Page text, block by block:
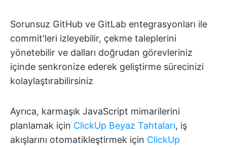
Sorunsuz GitHub ve GitLab entegrasyonları ile
commit'leri izleyebilir, çekme taleplerini
yönetebilir ve dalları doğrudan görevleriniz
içinde senkronize ederek geliştirme sürecinizi
kolaylaştırabilirsiniz
Ayrıca, karmaşık JavaScript mimarilerini
planlamak için ClickUp Beyaz Tahtaları, iş
akışlarını otomatikleştirmek için ClickUp